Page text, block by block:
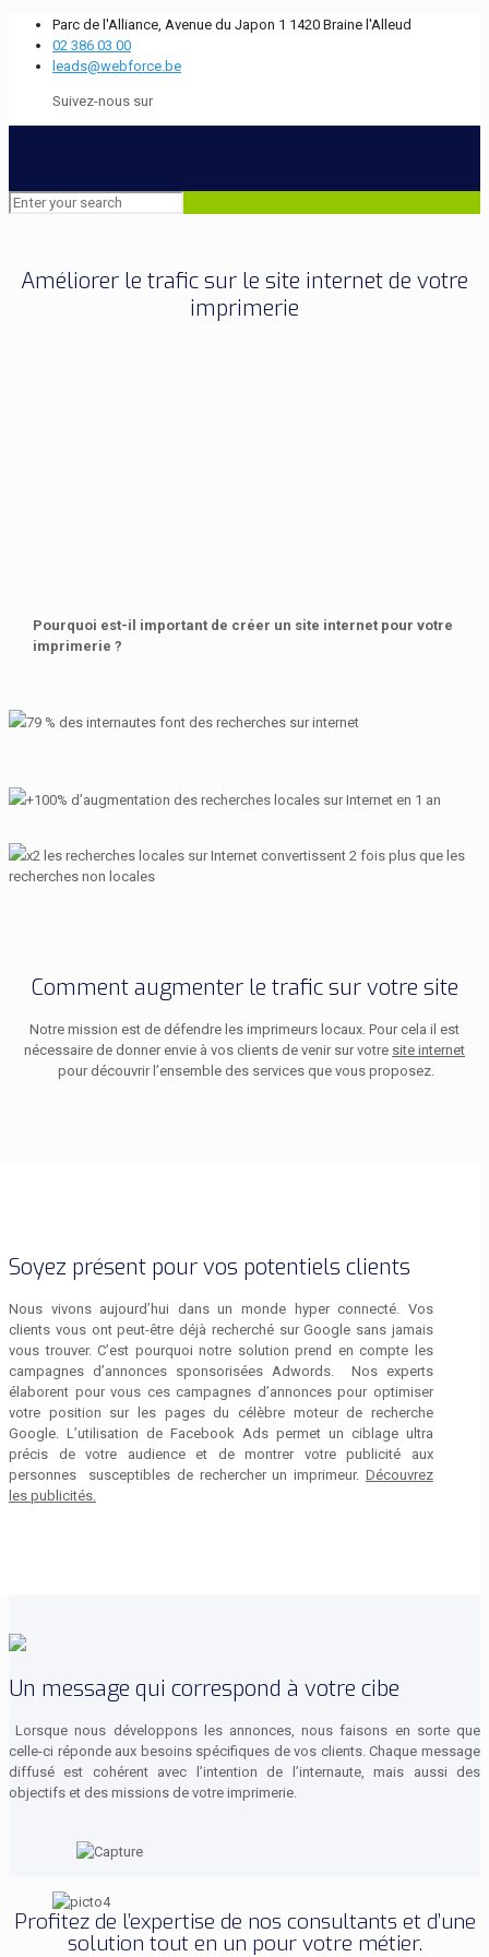
Parc de l'Alliance, Avenue du Japon 1 1420 Braine l'Alleud
02 386 03 00
leads@webforce.be
Suivez-nous sur
Améliorer le trafic sur le site internet de votre
imprimerie
Pourquoi est-il important de créer un site internet pour votre
imprimerie ?
79 % des internautes font des recherches sur internet
+100% d’augmentation des recherches locales sur Internet en 1 an
x2 les recherches locales sur Internet convertissent 2 fois plus que les
recherches non locales
Comment augmenter le trafic sur votre site
Notre mission est de défendre les imprimeurs locaux. Pour cela il est
nécessaire de donner envie à vos clients de venir sur votre site internet
pour découvrir l’ensemble des services que vous proposez.
Soyez présent pour vos potentiels clients
Nous vivons aujourd’hui dans un monde hyper connecté. Vos
clients vous ont peut-être déjà recherché sur Google sans jamais
vous trouver. C’est pourquoi notre solution prend en compte les
campagnes d’annonces sponsorisées Adwords. Nos experts
élaborent pour vous ces campagnes d’annonces pour optimiser
votre position sur les pages du célèbre moteur de recherche
Google. L’utilisation de Facebook Ads permet un ciblage ultra
précis de votre audience et de montrer votre publicité aux
personnes susceptibles de rechercher un imprimeur. Découvrez
les publicités.
Un message qui correspond à votre cibe
Lorsque nous développons les annonces, nous faisons en sorte que
celle-ci réponde aux besoins spécifiques de vos clients. Chaque message
diffusé est cohérent avec l’intention de l’internaute, mais aussi des
objectifs et des missions de votre imprimerie.
Profitez de l’expertise de nos consultants et d’une
solution tout en un pour votre métier.